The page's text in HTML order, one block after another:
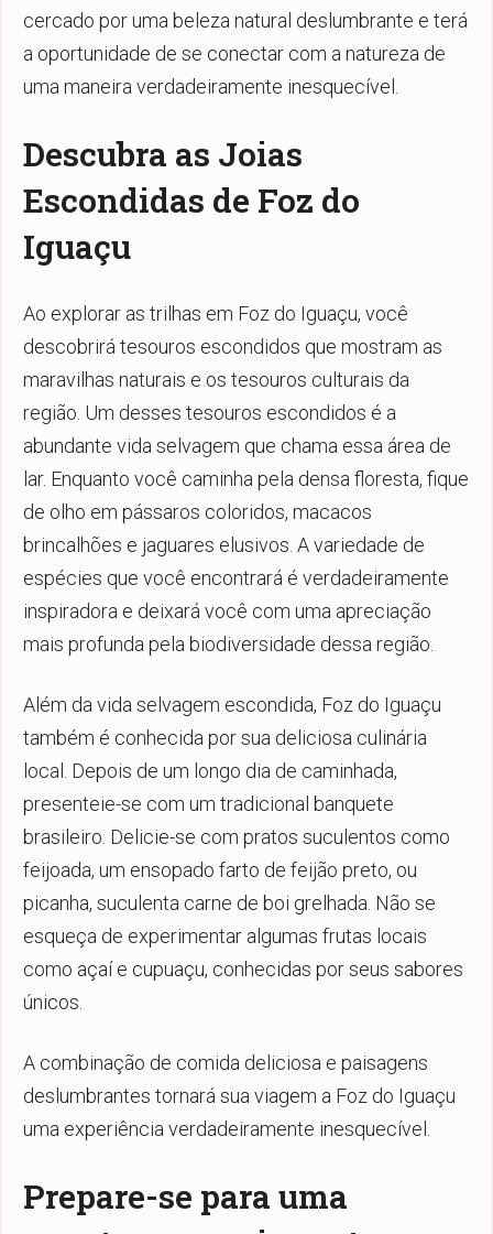
cercado por uma beleza natural deslumbrante e terá
a oportunidade de se conectar com a natureza de
uma maneira verdadeiramente inesquecível.
Descubra as Joias
Escondidas de Foz do
Iguaçu
Ao explorar as trilhas em Foz do Iguaçu, você
descobrirá tesouros escondidos que mostram as
maravilhas naturais e os tesouros culturais da
região. Um desses tesouros escondidos é a
abundante vida selvagem que chama essa área de
lar. Enquanto você caminha pela densa floresta, fique
de olho em pássaros coloridos, macacos
brincalhões e jaguares elusivos. A variedade de
espécies que você encontrará é verdadeiramente
inspiradora e deixará você com uma apreciação
mais profunda pela biodiversidade dessa região.
Além da vida selvagem escondida, Foz do Iguaçu
também é conhecida por sua deliciosa culinária
local. Depois de um longo dia de caminhada,
presenteie-se com um tradicional banquete
brasileiro. Delicie-se com pratos suculentos como
feijoada, um ensopado farto de feijão preto, ou
picanha, suculenta carne de boi grelhada. Não se
esqueça de experimentar algumas frutas locais
como açaí e cupuaçu, conhecidas por seus sabores
únicos.
A combinação de comida deliciosa e paisagens
deslumbrantes tornará sua viagem a Foz do Iguaçu
uma experiência verdadeiramente inesquecível.
Prepare-se para uma